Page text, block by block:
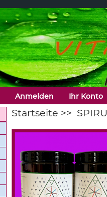
Startseite >>
Anmelden Ihr Konto